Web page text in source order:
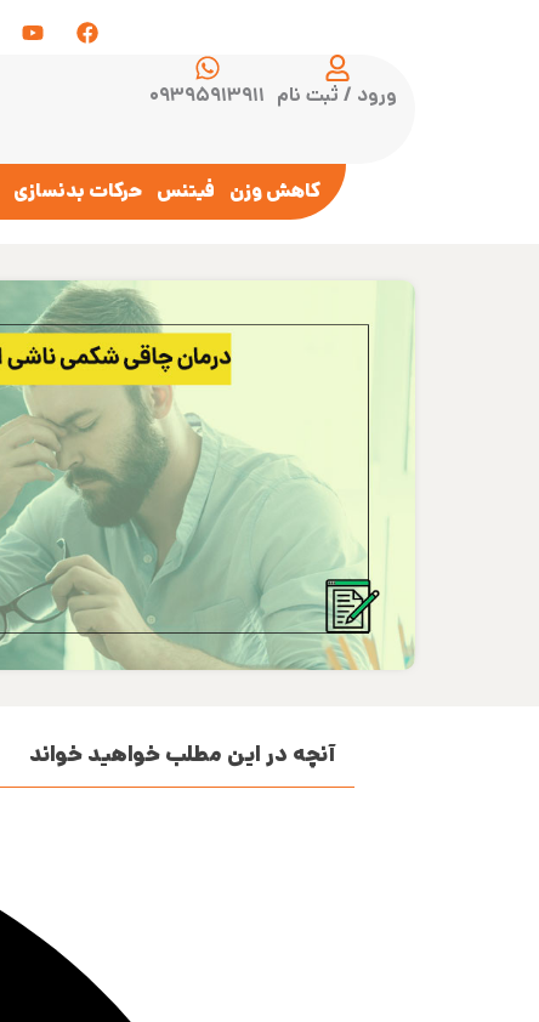
ورود / ثبت نام ۰۹۳۹۵۹۱۳۹۱۱
کاهش وزن فیتنس حرکات بدنسازی
آنچه در این مطلب خواهید خواند